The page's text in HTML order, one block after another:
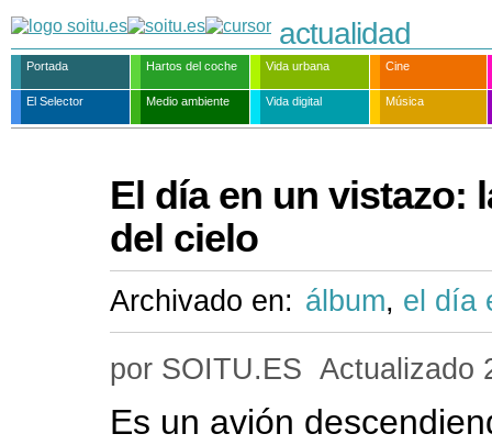
actualidad
Portada Hartos del coche Vida urbana Cine
El Selector Medio ambiente Vida digital Música
El día en un vistazo:
del cielo
Archivado en: álbum, el día
por SOITU.ES Actualizado
Es un avión